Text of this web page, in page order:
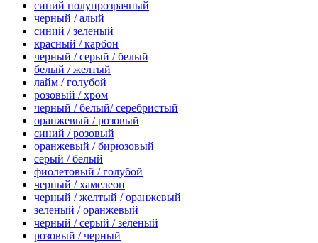
синий полупрозрачный
черный / алый
синий / зеленый
красный / карбон
черный / серый / белый
белый / желтый
лайм / голубой
розовый / хром
черный / белый/ серебристый
оранжевый / розовый
синий / розовый
оранжевый / бирюзовый
серый / белый
фиолетовый / голубой
черный / хамелеон
черный / желтый / оранжевый
зеленый / оранжевый
черный / серый / зеленый
розовый / черный